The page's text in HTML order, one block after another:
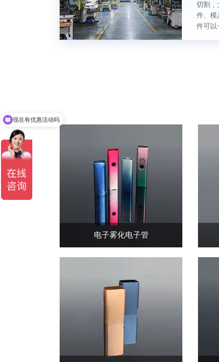
切割，
件、模
件可以
电子雾化电子管
可以介绍下你们的产品么